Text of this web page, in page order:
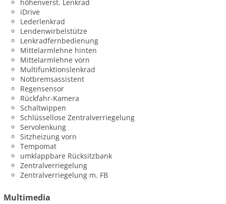
höhenverst. Lenkrad
iDrive
Lederlenkrad
Lendenwirbelstütze
Lenkradfernbedienung
Mittelarmlehne hinten
Mittelarmlehne vorn
Multifunktionslenkrad
Notbremsassistent
Regensensor
Rückfahr-Kamera
Schaltwippen
Schlüssellose Zentralverriegelung
Servolenkung
Sitzheizung vorn
Tempomat
umklappbare Rücksitzbank
Zentralverriegelung
Zentralverriegelung m. FB
Multimedia